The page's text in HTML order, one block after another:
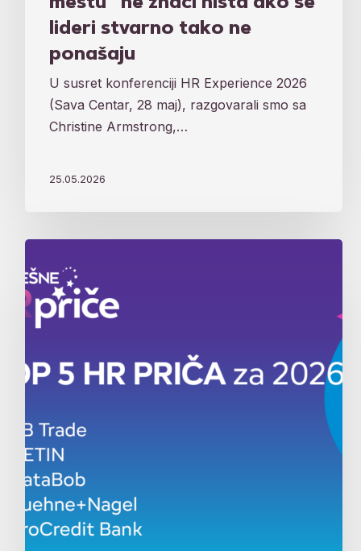
mestu“ ne znači ništa ako se
lideri stvarno tako ne
ponašaju
U susret konferenciji HR Experience 2026
(Sava Centar, 28 maj), razgovarali smo sa
Christine Armstrong,…
25.05.2026
iz
HR
sveta:
Ovo
TOP
priča
koje
će
biti
predstavljene
2026.